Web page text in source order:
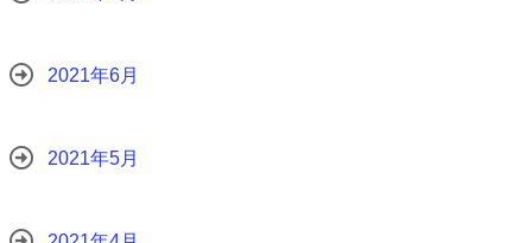
2021年6月
2021年5月